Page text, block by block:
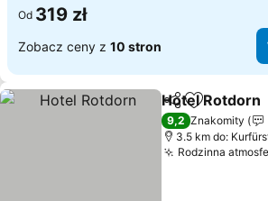
Od 319 zł
Zobacz ceny z 10 stron
Udostępnij
Dodaj do
Hotel Rotdorn
9,2 Znakomity
3.5 km do:
Rodzinna